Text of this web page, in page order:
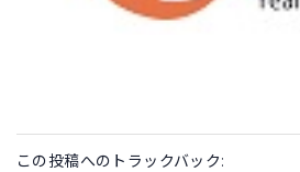
この投稿へのトラックバック: